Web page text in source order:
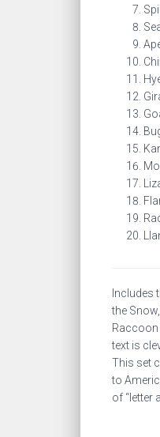
Includes
the
Raccoon
text is
This set
to
of “letter